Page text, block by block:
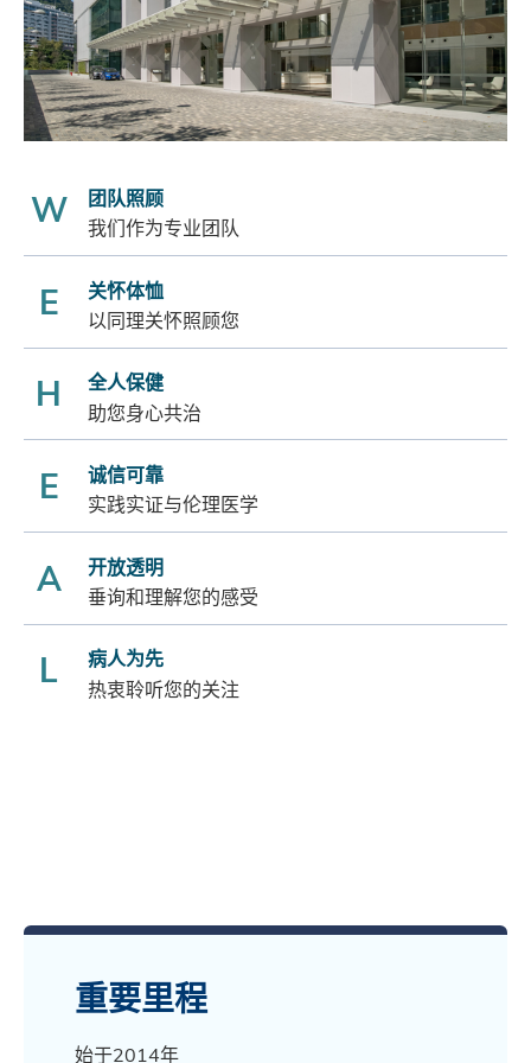
W
团队照顾
我们作为专业团队
E
关怀体恤
以同理关怀照顾您
H
全人保健
助您身心共治
E
诚信可靠
实践实证与伦理医学
A
开放透明
垂询和理解您的感受
L
病人为先
热衷聆听您的关注
重要里程
始于2014年